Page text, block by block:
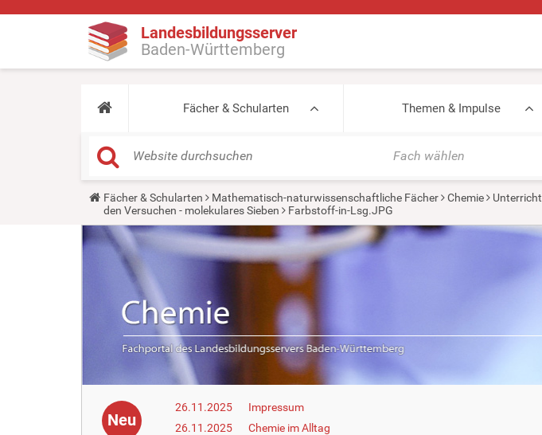
Landesbildungsserver
Baden-Württemberg
Fächer & Schularten Themen & Impulse
Fach wählen
Y
u
r
Fächer & Schularten Mathematisch-naturwissenschaftliche Fächer Chemie Unterricht
den Versuchen - molekulares Sieben
Farbstoff-in-Lsg.JPG
Neu
26.11.2025
Impressum
26.11.2025
Chemie im Alltag